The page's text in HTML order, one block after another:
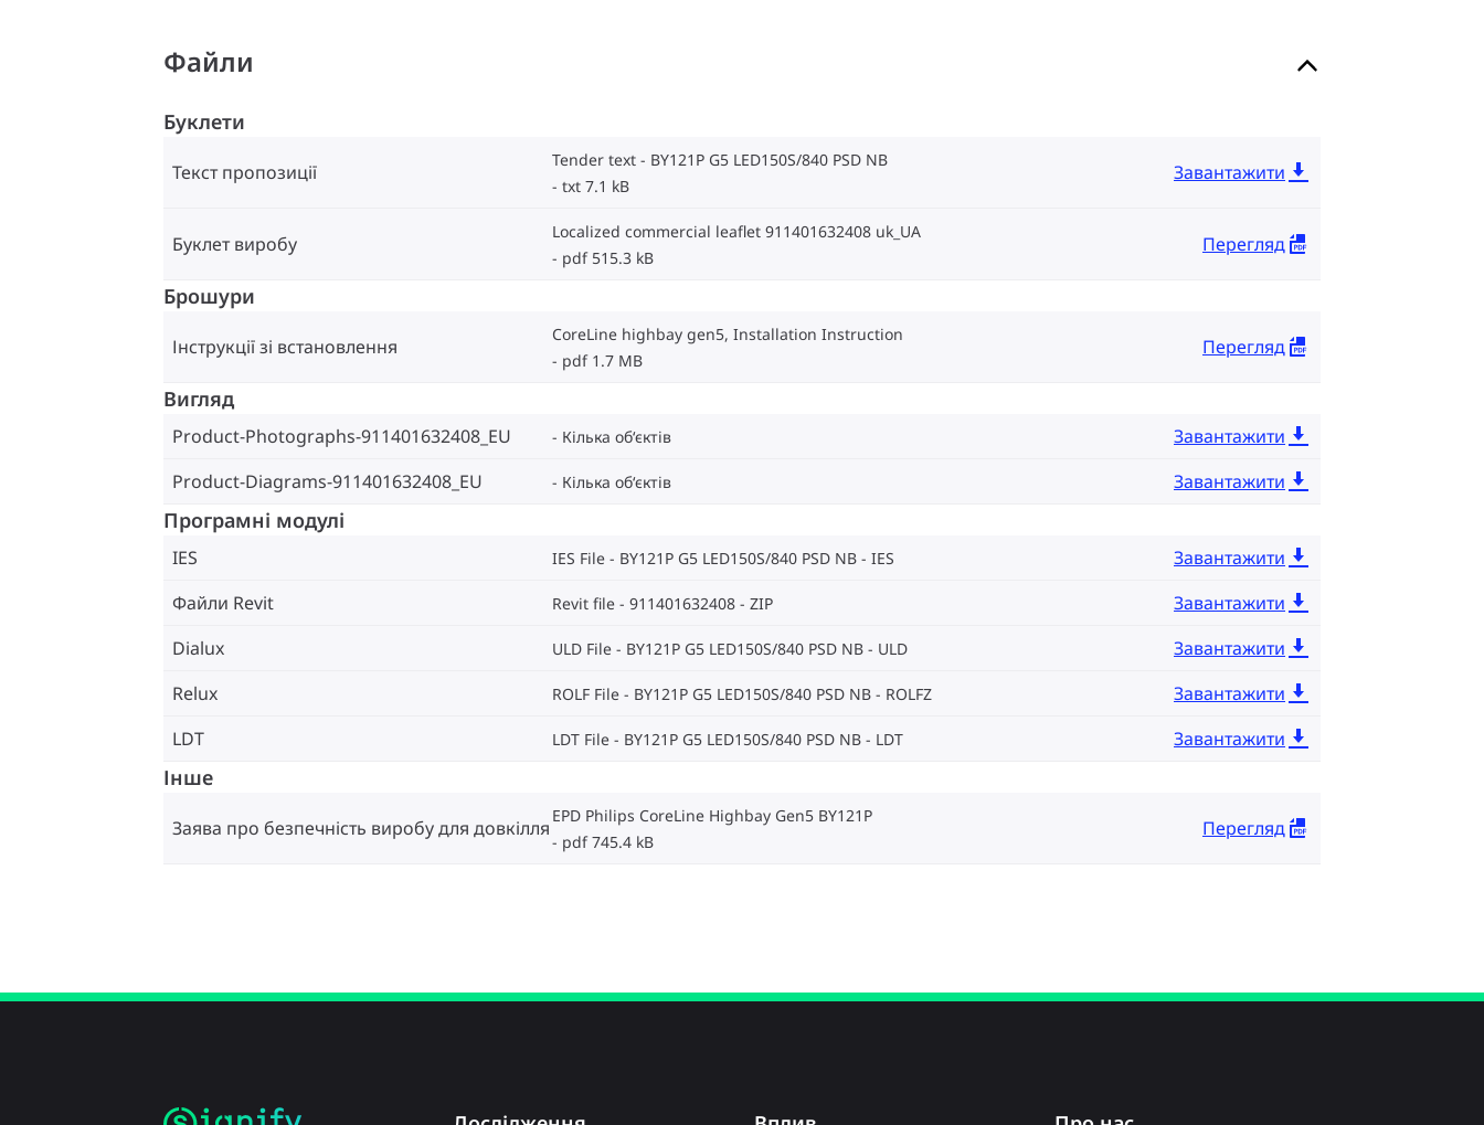
Файли
Буклети
Текст пропозиції
Tender text - BY121P G5 LED150S/840 PSD NB
txt 7.1 kB
Завантажити
Буклет виробу
Localized commercial leaflet 911401632408 uk_UA
pdf 515.3 kB
Перегляд
Брошури
Інструкції зі встановлення
CoreLine highbay gen5, Installation Instruction
pdf 1.7 MB
Перегляд
Вигляд
Product-Photographs-911401632408_EU Кілька об‘єктів
Завантажити
Product-Diagrams-911401632408_EU
Кілька об‘єктів Завантажити
Програмні модулі
IES IES File - BY121P G5 LED150S/840 PSD NB IES
Завантажити
Файли Revit
Revit file - 911401632408 ZIP
Завантажити
Dialux
ULD File - BY121P G5 LED150S/840 PSD NB ULD
Завантажити
Relux
ROLF File - BY121P G5 LED150S/840 PSD NB ROLFZ
Завантажити
LDT
LDT File - BY121P G5 LED150S/840 PSD NB LDT Завантажити
Інше
Заява про безпечність виробу для довкілля
EPD Philips CoreLine Highbay Gen5 BY121P
pdf 745.4 kB
Перегляд